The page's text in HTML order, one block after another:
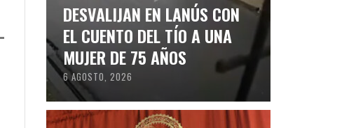
DESVALIJAN EN LANÚS CON
EL CUENTO DEL TÍO A UNA
MUJER DE 75 AÑOS
6 AGOSTO, 2026